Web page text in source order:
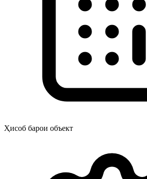
Ҳисоб барои объект